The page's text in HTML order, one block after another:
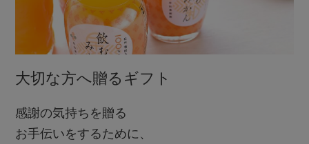
大切な方へ贈るギフト
感謝の気持ちを贈る
お手伝いをするために、